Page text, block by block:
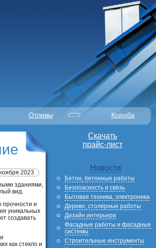
Отливы Короба
2023
зданиями,
вид.
прочности и
уникальных
создавать
как стекло и
Скачать
прайс-лист
Новости
Бетон, бетонные работы
Безопасность и связь
Бытовая техника, электроника
Дерево, столярные работы
Дизайн интерьера
Фасадные работы и фасадные
системы
Строительные инструменты